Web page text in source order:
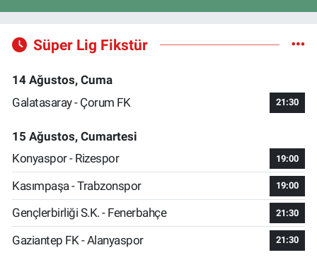
Süper Lig Fikstür
14 Ağustos, Cuma
Galatasaray - Çorum FK
21:30
15 Ağustos, Cumartesi
Konyaspor - Rizespor
19:00
Kasımpaşa - Trabzonspor 19:00
Gençlerbirliği S.K. - Fenerbahçe 21:30
Gaziantep FK - Alanyaspor 21:30